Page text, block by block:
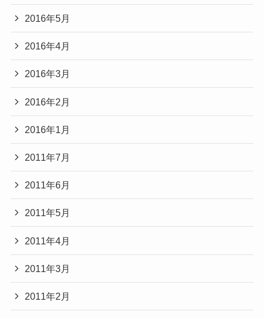
2016年5月
2016年4月
2016年3月
2016年2月
2016年1月
2011年7月
2011年6月
2011年5月
2011年4月
2011年3月
2011年2月